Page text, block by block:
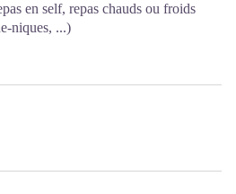
en self, repas chauds ou froids
niques, ...)